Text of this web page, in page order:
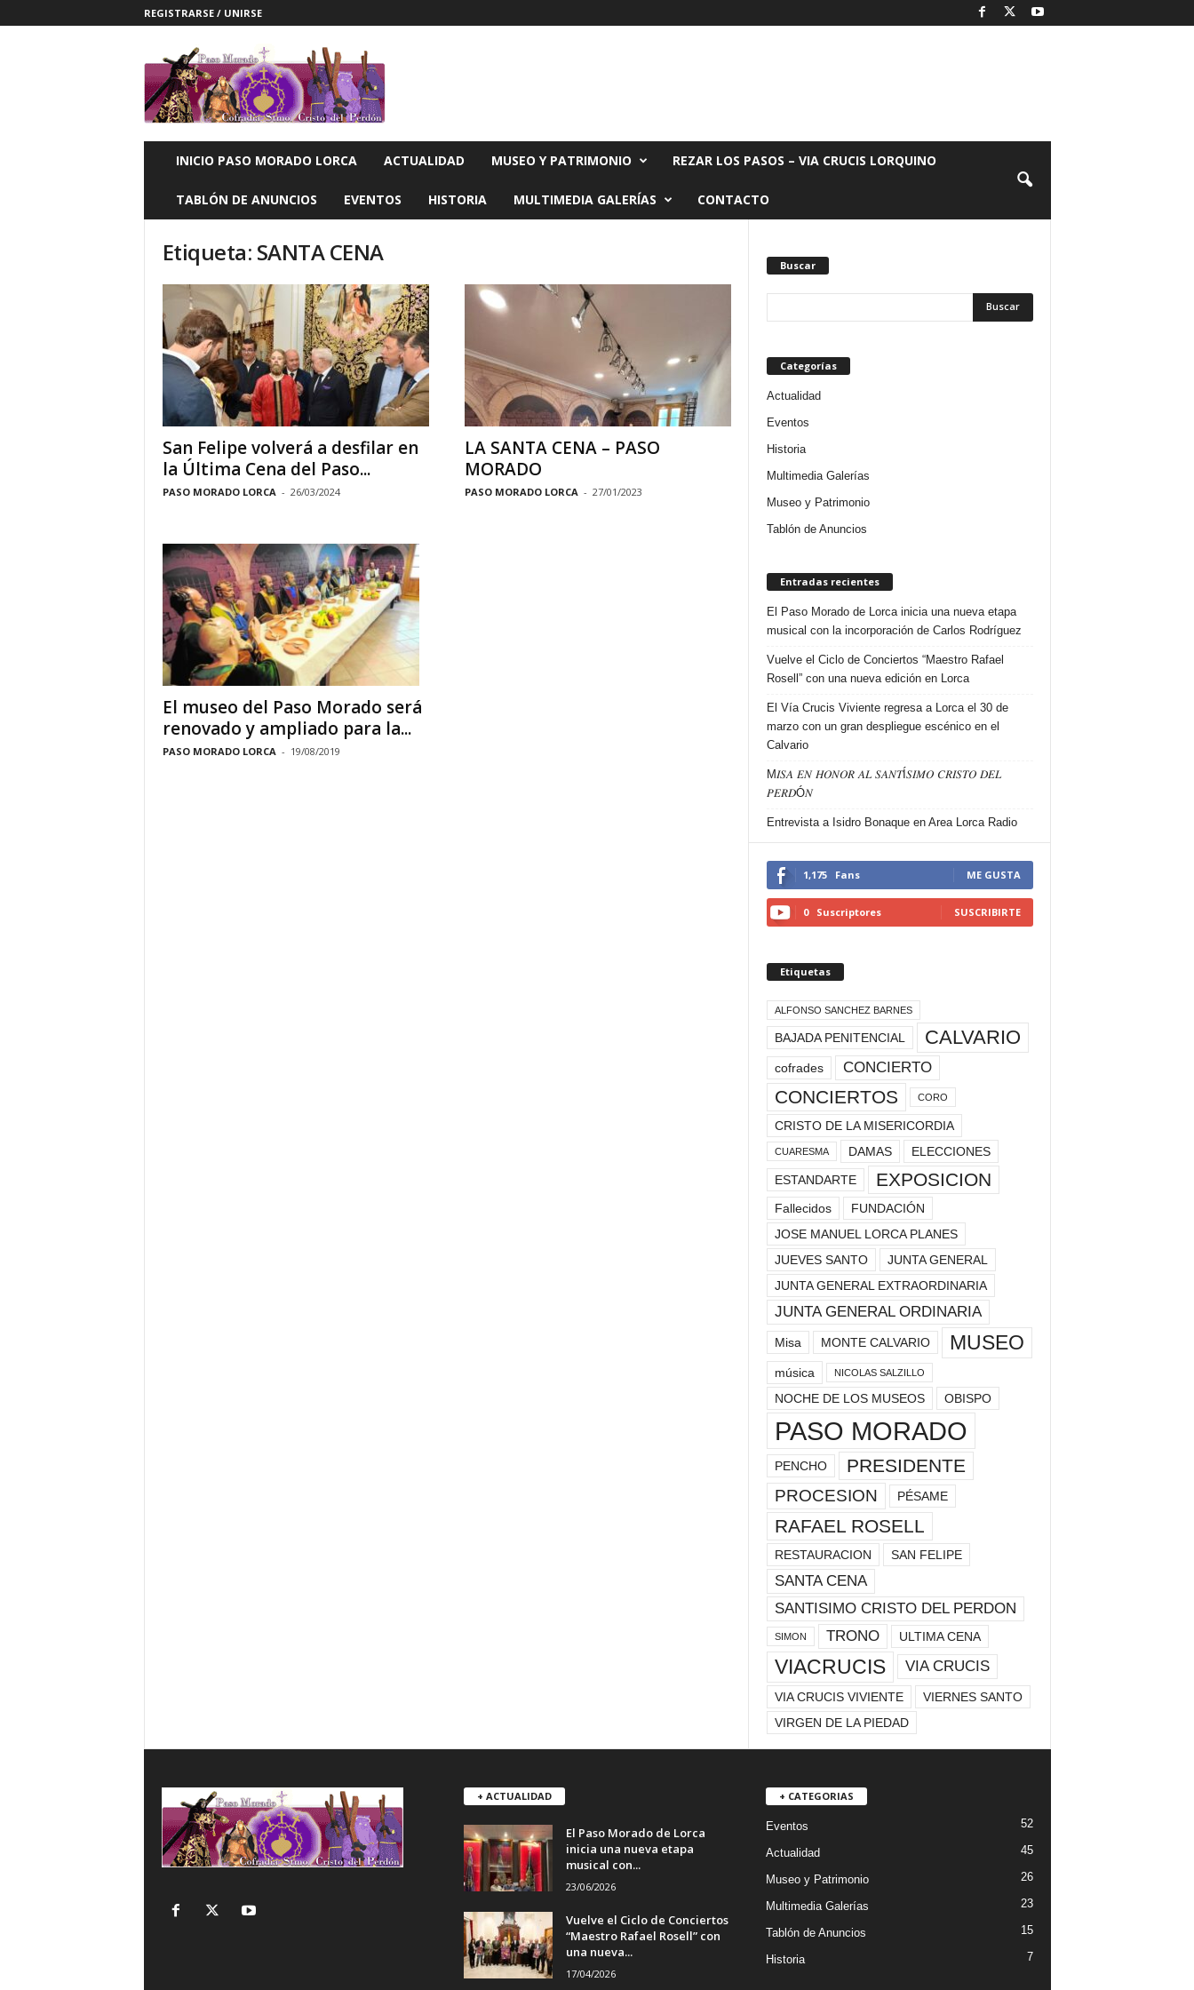
REGISTRARSE / UNIRSE
a
s
o
M
INICIO PASO MORADO LORCA ACTUALIDAD MUSEO Y PATRIMONIO REZAR LOS PASOS – VIA CRUCIS LORQUINO
TABLÓN DE ANUNCIOS EVENTOS HISTORIA MULTIMEDIA GALERÍAS CONTACTO
Etiqueta: SANTA CENA
San Felipe volverá a desfilar en
la Última Cena del Paso...
PASO MORADO LORCA - 26/03/2024
LA SANTA CENA – PASO
MORADO
PASO MORADO LORCA - 27/01/2023
El museo del Paso Morado será
renovado y ampliado para la...
PASO MORADO LORCA - 19/08/2019
Buscar
Categorías
Actualidad
Eventos
Historia
Multimedia Galerías
Museo y Patrimonio
Tablón de Anuncios
Entradas recientes
El Paso Morado de Lorca inicia una nueva etapa
musical con la incorporación de Carlos Rodríguez
Vuelve el Ciclo de Conciertos “Maestro Rafael
Rosell” con una nueva edición en Lorca
El Vía Crucis Viviente regresa a Lorca el 30 de
marzo con un gran despliegue escénico en el
Calvario
M𝐼𝑆𝐴 𝐸𝑁 𝐻𝑂𝑁𝑂𝑅 𝐴𝐿 𝑆𝐴𝑁𝑇Í𝑆𝐼𝑀𝑂 𝐶𝑅𝐼𝑆𝑇𝑂 𝐷𝐸𝐿
𝑃𝐸𝑅𝐷Ó𝑁
Entrevista a Isidro Bonaque en Area Lorca Radio
1,175 Fans ME GUSTA
0 Suscriptores SUSCRIBIRTE
Etiquetas
ALFONSO SANCHEZ BARNES
BAJADA PENITENCIAL CALVARIO
cofrades CONCIERTO
CONCIERTOS CORO
CRISTO DE LA MISERICORDIA
CUARESMA DAMAS
ELECCIONES
ESTANDARTE
EXPOSICION
Fallecidos
FUNDACIÓN
JOSE MANUEL LORCA PLANES
JUEVES SANTO
JUNTA GENERAL
JUNTA GENERAL EXTRAORDINARIA
JUNTA GENERAL ORDINARIA
Misa MONTE CALVARIO MUSEO
música NICOLAS SALZILLO
NOCHE DE LOS MUSEOS OBISPO
PASO MORADO
PENCHO PRESIDENTE
PROCESION PÉSAME
RAFAEL ROSELL
RESTAURACION SAN FELIPE
SANTA CENA
SANTISIMO CRISTO DEL PERDON
SIMON TRONO ULTIMA CENA
VIACRUCIS VIA CRUCIS
VIA CRUCIS VIVIENTE
VIERNES SANTO
VIRGEN DE LA PIEDAD
+ ACTUALIDAD
El Paso Morado de Lorca
inicia una nueva etapa
musical con...
23/06/2026
Vuelve el Ciclo de Conciertos
“Maestro Rafael Rosell” con
una nueva...
17/04/2026
+ CATEGORIAS
Eventos 52
Actualidad 45
Museo y Patrimonio 26
Multimedia Galerías 23
Tablón de Anuncios 15
Historia 7